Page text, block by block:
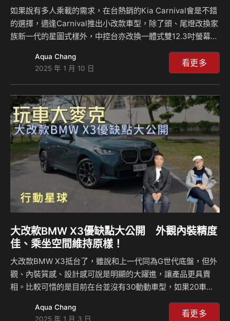
如果說有多人乘載的需求，在台熱銷的Kia Carnival會是不錯
的選擇，適逢Carnival推出小改款車型，除了頭、尾燈改換家
族新一代的星圖式樣外，中控台亦改換一體式雙12.3吋螢幕。
小，動力操控ok嗎？來聽麥克和島叔怎麼說？ 相關新聞：
Aqua Chang
2025 年 1 月 10 日
看更多
大改款BMW X3優缺點大公開 外觀內裝精度
佳、乘坐空間維持原樣！
大改款BMW X3抵台了，雖說和上一代同為G世代底盤，但外
觀、內裝質感、設計感可說是明顯的大躍進，讓產品更具賣
相。比較可惜的是目前在台並沒有30動動車型，如果20車型
型，為什麼會這樣？另外，此次試駕為20 M Sport車型，動
Aqua Chang
2025 年 1 月 3 日
看更多